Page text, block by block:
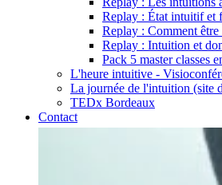
Replay : État intuitif et
Replay : Comment
Replay : Intuition et
Pack 5 master classes
L'heure intuitive -
La journée de l'intuition (site
TEDx Bordeaux
Contact